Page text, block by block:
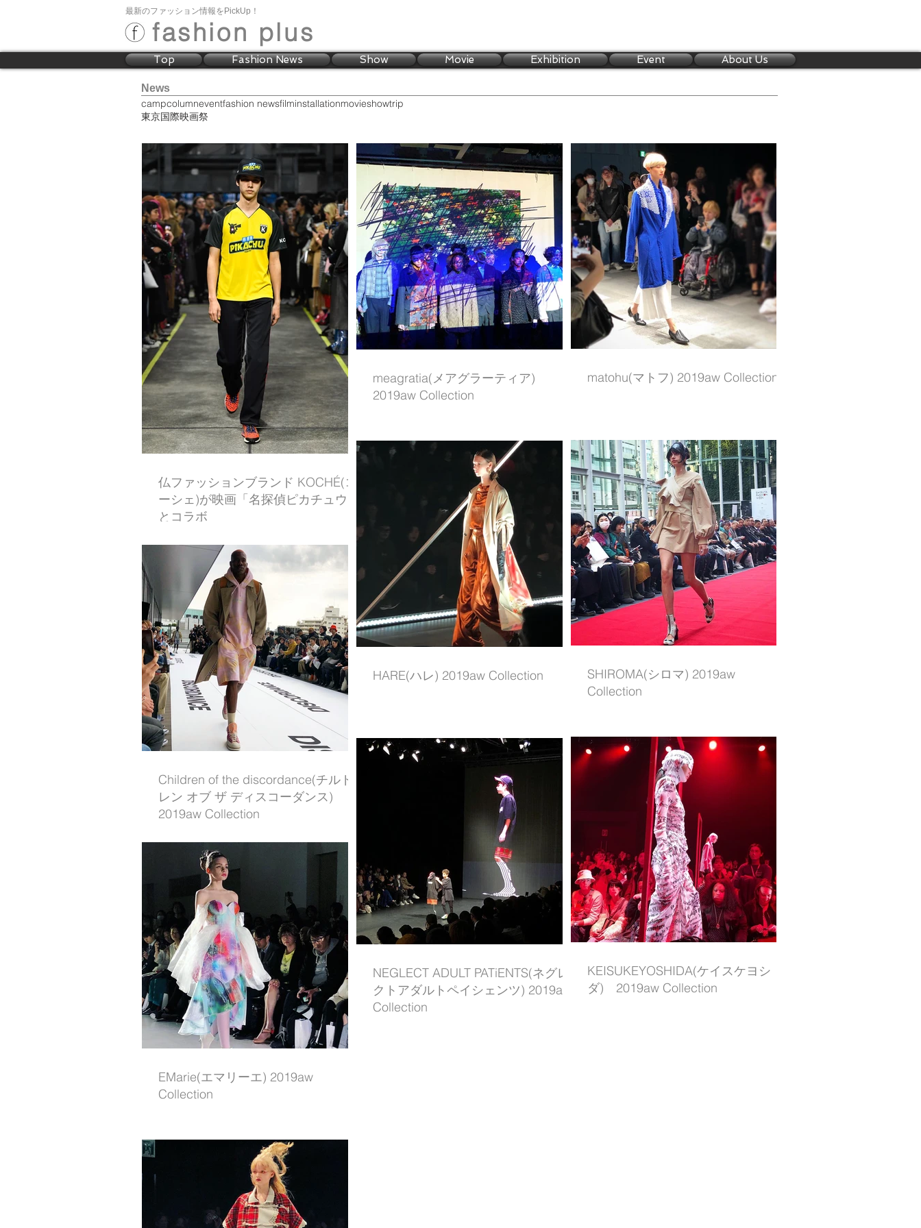
最新のファッション情報をPickUp！
fashion plus
Top Fashion News Show Movie Exhibition Event About Us
campcolumneventfashion newsfilminstallationmovieshowtrip
東京国際映画祭
News
仏ファッションブランド KOCHÉ(コ
ーシェ)が映画「名探偵ピカチュウ」
とコラボ
meagratia(メアグラーティア)
2019aw Collection
matohu(マトフ) 2019aw Collection
Children of the discordance(チルド
レン オブ ザ ディスコーダンス)
2019aw Collection
HARE(ハレ) 2019aw Collection
SHIROMA(シロマ) 2019aw
Collection
EMarie(エマリーエ) 2019aw
Collection
NEGLECT ADULT PATiENTS(ネグレ
クトアダルトペイシェンツ) 2019aw
Collection
KEISUKEYOSHIDA(ケイスケヨシ
ダ) 2019aw Collection